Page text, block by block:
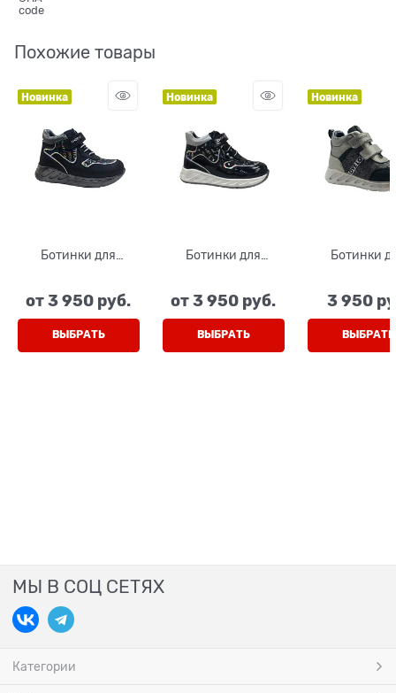
Похожие товары
Новинка
Ботинки для
буквы), шнурки/
липучка
от3 950 руб.
ВЫБРАТЬ
Новинка
Ботинки для
ноты) лак, шнурки/
липучка
от3 950 руб.
ВЫБРАТЬ
Новинка
Ботинки
черный
липучки
3 950
ВЫБРАТЬ
МЫ В СОЦ СЕТЯХ
Категории